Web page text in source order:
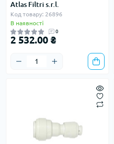
Atlas Filtri s.r.l.
Код товару: 26896
В наявності
0
2 532.00 ₴